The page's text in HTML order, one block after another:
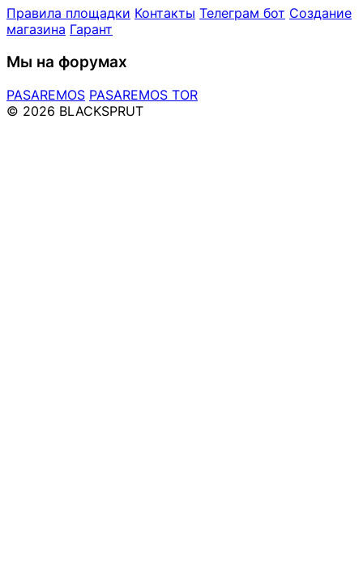
Правила площадки Контакты Телеграм бот Создание
магазина Гарант
Мы на форумах
PASAREMOS PASAREMOS TOR
© 2026 BLACKSPRUT